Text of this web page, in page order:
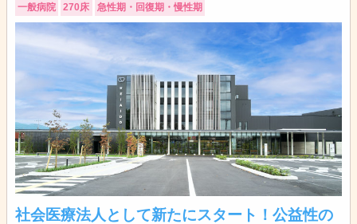
一般病院 270床 急性期・回復期・慢性期
社会医療法人として新たにスタート！公益性の